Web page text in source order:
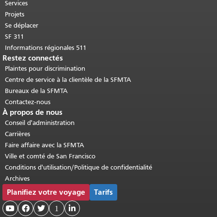
Retour au haut du contenu principal
Services
Projets
Se déplacer
SF 311
Informations régionales 511
Restez connectés
Plaintes pour discrimination
Centre de service à la clientèle de la SFMTA
Bureaux de la SFMTA
Contactez-nous
À propos de nous
Conseil d'administration
Carrières
Faire affaire avec la SFMTA
Ville et comté de San Francisco
Conditions d'utilisation/Politique de confidentialité
Archives
Planifiez votre voyage Tarifs
   1 